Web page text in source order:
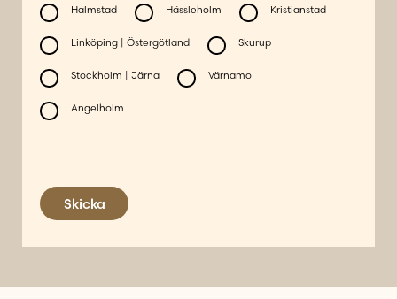
Halmstad Hässleholm Kristianstad
Linköping | Östergötland Skurup
Stockholm | Järna Värnamo
Ängelholm
Skicka